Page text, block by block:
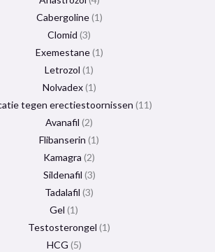
Cabergoline 1
Clomid 3
Exemestane 1
Letrozol 1
Nolvadex 1
tegen erectiestoornissen 11
Avanafil 2
Flibanserin 1
Kamagra 2
Sildenafil 3
Tadalafil 3
Gel 1
Testosterongel 1
HCG 5